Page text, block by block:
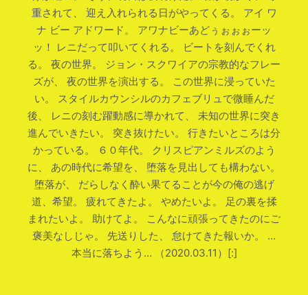
重されて、 迎え入れられる日がやってくる。 アイ ワ
ナ ビー アドワード。 アワナビーあどぅぉぉぉーッ
ッ！ レニだって叩いてくれる。 ビートを刻んでくれ
る。 夜の世界。 ジョン・スクワイアの宗教的なフレー
ズが、 夜の世界を演出する。 この世界に浸っていた
い。 スタイルカウンシルのカフェブリュで微睡んだ
後、 レニの刻む躍動感に導かれて、 未知の世界に突き
進んでいきたい。 突き抜けたい。 行きたいところは分
かっている。 ６０年代。 クリスピアンミルズのよう
に、 あの時代に希望を、 堕落を見出しても構わない。
堕落が、 だらしなく酔い果てることが今の俺の逃げ
道、希望。 疲れてきたよ。 やめたいよ。 足の裏を揉
まれたいよ。 助けてよ。 こんなに頑張ってきたのにご
褒美なしじゃ。 先送りした、 怠けてきた報いか。 …
本当に落ちよう… （2020.03.11）[:]